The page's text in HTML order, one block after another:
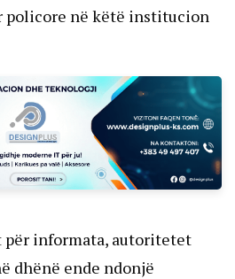
policore në këtë institucion
informata, autoritetet
dhënë ende ndonjë